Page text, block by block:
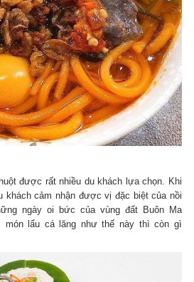
được rất nhiều du khách lựa chọn. Khi
khách cảm nhận được vị đặc biệt của nồi
ngày oi bức của vùng đất Buôn Ma
lẩu cá lăng như thế này thì còn gì